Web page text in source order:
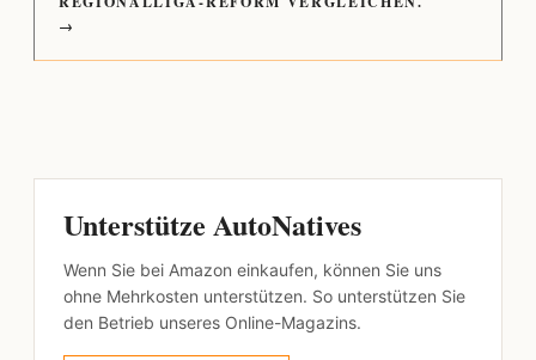
→
Unterstütze AutoNatives
Wenn Sie bei Amazon einkaufen, können Sie uns
ohne Mehrkosten unterstützen. So unterstützen Sie
den Betrieb unseres Online-Magazins.